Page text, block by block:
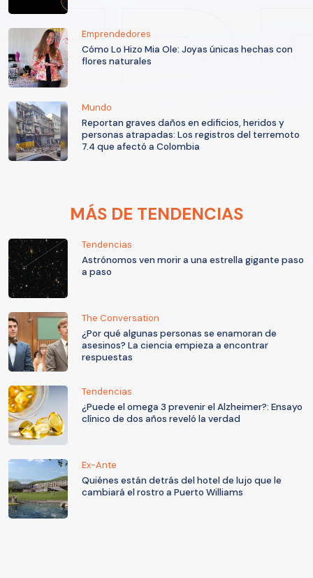
Emprendedores
Cómo Lo Hizo Mia Ole: Joyas únicas hechas con
flores naturales
Mundo
Reportan graves daños en edificios, heridos y
personas atrapadas: Los registros del terremoto
7.4 que afectó a Colombia
MÁS DE TENDENCIAS
Tendencias
Astrónomos ven morir a una estrella gigante paso
a paso
The Conversation
¿Por qué algunas personas se enamoran de
asesinos? La ciencia empieza a encontrar
respuestas
Tendencias
¿Puede el omega 3 prevenir el Alzheimer?: Ensayo
clínico de dos años reveló la verdad
Ex-Ante
Quiénes están detrás del hotel de lujo que le
cambiará el rostro a Puerto Williams